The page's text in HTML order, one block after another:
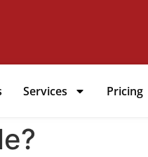
Services Pricing